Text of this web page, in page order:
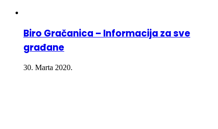
Biro Gračanica – Informacija za sve
građane
30. Marta 2020.